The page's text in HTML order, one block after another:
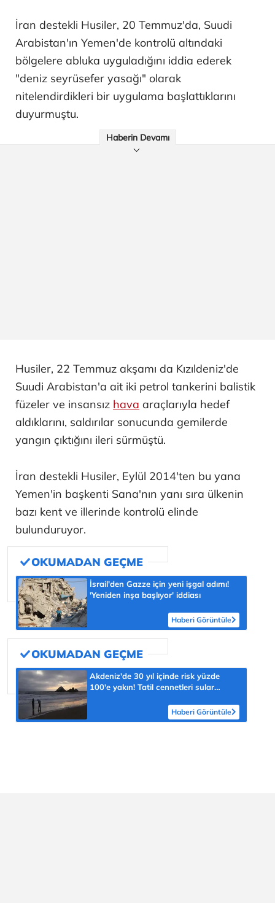
İran destekli Husiler, 20 Temmuz'da, Suudi
Arabistan'ın Yemen'de kontrolü altındaki
bölgelere abluka uyguladığını iddia ederek
"deniz seyrüsefer yasağı" olarak
nitelendirdikleri bir uygulama başlattıklarını
duyurmuştu.
Haberin Devamı
Husiler, 22 Temmuz akşamı da Kızıldeniz'de
Suudi Arabistan'a ait iki petrol tankerini balistik
füzeler ve insansız hava araçlarıyla hedef
aldıklarını, saldırılar sonucunda gemilerde
yangın çıktığını ileri sürmüştü.
İran destekli Husiler, Eylül 2014'ten bu yana
Yemen'in başkenti Sana'nın yanı sıra ülkenin
bazı kent ve illerinde kontrolü elinde
bulunduruyor.
İsrail'den Gazze için yeni işgal adımı!
'Yeniden inşa başlıyor' iddiası
Haberi Görüntüle
Akdeniz'de 30 yıl içinde risk yüzde
100'e yakın! Tatil cennetleri sular
Haberi Görüntüle